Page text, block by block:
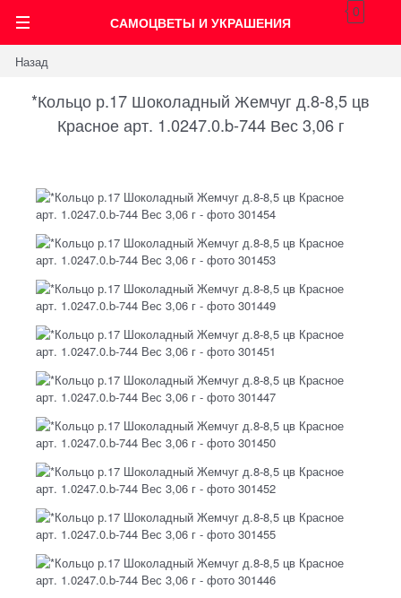
САМОЦВЕТЫ И УКРАШЕНИЯ
0
Назад
*Кольцо р.17 Шоколадный Жемчуг д.8-8,5 цв
Красное арт. 1.0247.0.b-744 Вес 3,06 г